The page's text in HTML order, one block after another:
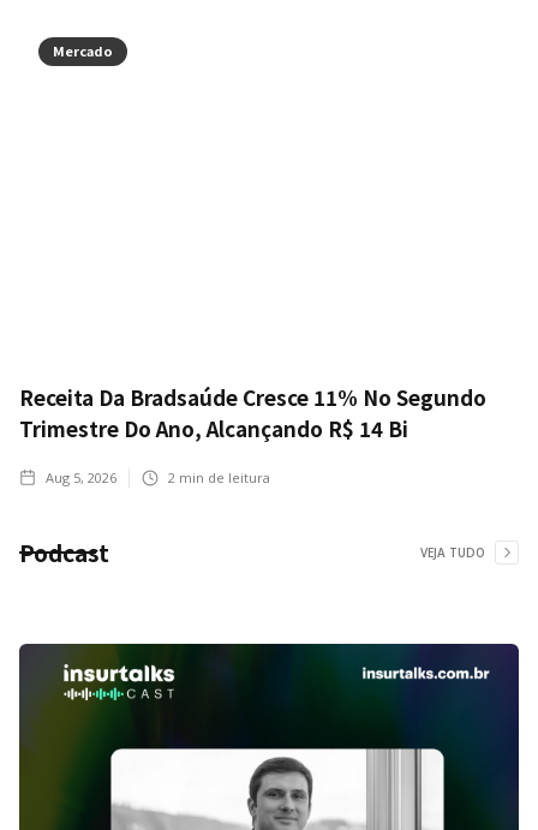
Mercado
Receita Da Bradsaúde Cresce 11% No Segundo
Trimestre Do Ano, Alcançando R$ 14 Bi
Aug 5, 2026 2 min de leitura
Podcast VEJA TUDO